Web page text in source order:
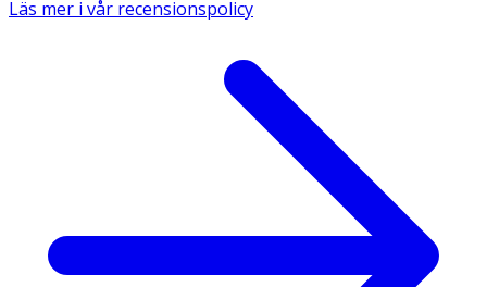
Läs mer i vår recensionspolicy